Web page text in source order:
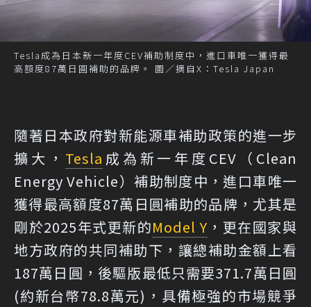
Tesla成為日本新一年度CEV補助制度中，進口車唯一獲得最
高額度87萬日圓補助的品牌。 圖／摘自X：Tesla Japan
隨著日本政府對新能源車補助政策的進一步
擴大， Tesla 成為新一年度CEV（Clean
Energy Vehicle）補助制度中，進口車唯一
獲得最高額度87萬日圓補助的品牌，尤其是
剛於2025年式更新的Model Y ，更在國家與
地方政府的共同補助下，讓總補助金額上看
187萬日圓，後驅版最低只需要371.7萬日圓
(約新台幣78.8萬元)，具備極強的市場競爭